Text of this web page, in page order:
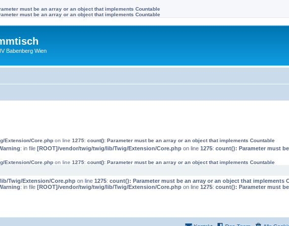
must be an array or an object that implements Countable
must be an array or an object that implements Countable
Babenberg Wien
Extension/Core.php on line 1275: count(): Parameter must be an array or an object that implements Countable
: in file [ROOT]/vendor/twig/twig/lib/Twig/Extension/Core.php on line 1275: count(): Parameter must
Extension/Core.php on line 1275: count(): Parameter must be an array or an object that implements Countable
Twig/Extension/Core.php on line 1275: count(): Parameter must be an array or an object that implements
: in file [ROOT]/vendor/twig/twig/lib/Twig/Extension/Core.php on line 1275: count(): Parameter must